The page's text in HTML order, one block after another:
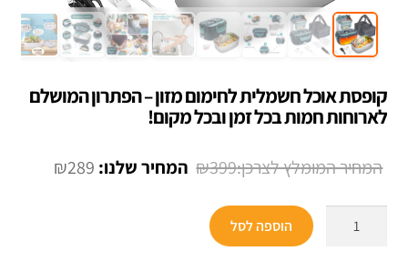
קופסת אוכל חשמלית לחימום מזון – הפתרון המושלם
לארוחות חמות בכל זמן ובכל מקום!
₪399
המחיר
₪289 המחיר
הוספה לסל